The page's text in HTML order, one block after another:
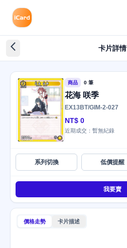
arrow_back_ios_new 卡片詳情
商品 0 筆
花海 咲季
EX13BT/GIM-2-027
NT$ 0
近期成交：暫無紀錄
系列切換 低價提醒
我要賣
價格走勢 卡片描述